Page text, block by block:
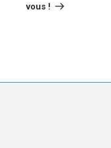
vous !